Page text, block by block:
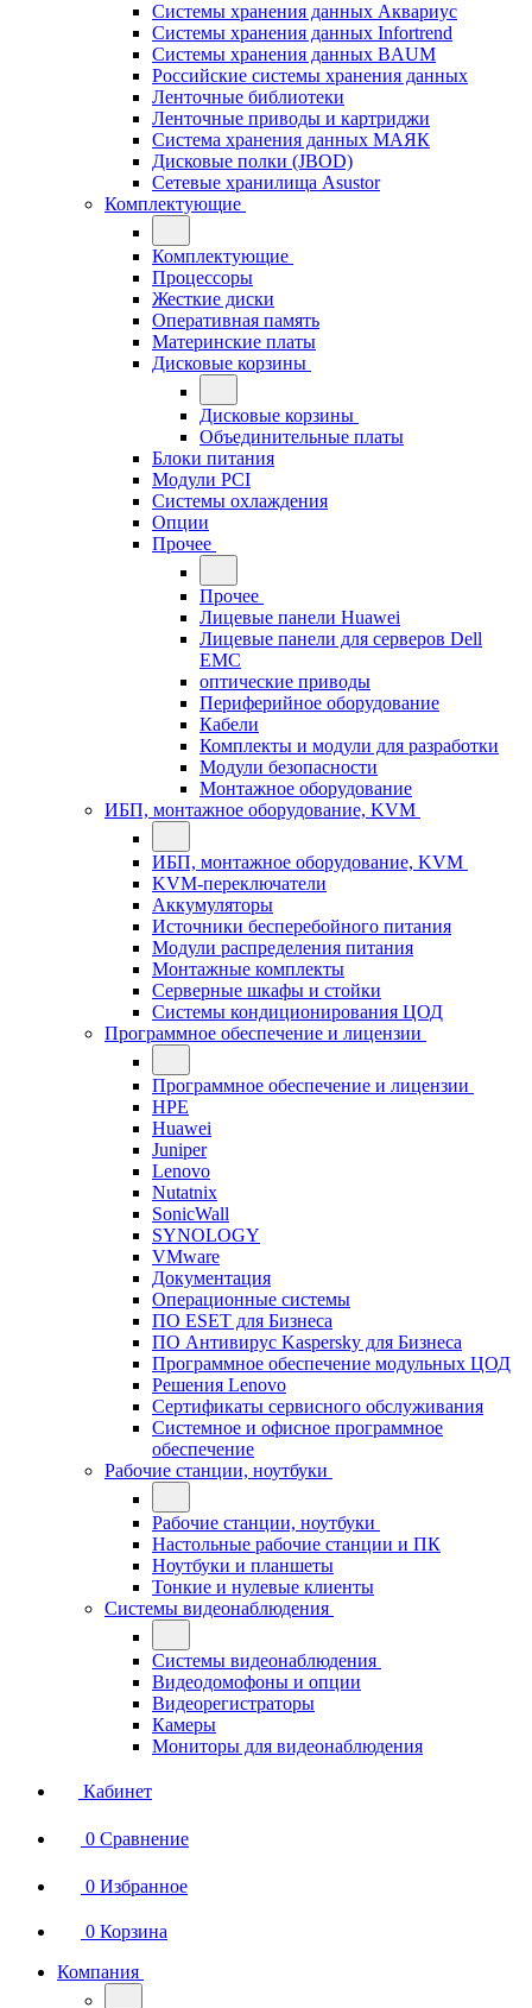
Системы хранения данных Аквариус
Системы хранения данных Infortrend
Системы хранения данных BAUM
Российские системы хранения данных
Ленточные библиотеки
Ленточные приводы и картриджи
Система хранения данных МАЯК
Дисковые полки (JBOD)
Сетевые хранилища Asustor
Комплектующие
Комплектующие
Процессоры
Жесткие диски
Оперативная память
Материнские платы
Дисковые корзины
Дисковые корзины
Объединительные платы
Блоки питания
Модули PCI
Системы охлаждения
Опции
Прочее
Прочее
Лицевые панели Huawei
Лицевые панели для серверов Dell
EMC
оптические приводы
Периферийное оборудование
Кабели
Комплекты и модули для разработки
Модули безопасности
Монтажное оборудование
ИБП, монтажное оборудование, KVM
ИБП, монтажное оборудование, KVM
KVM-переключатели
Аккумуляторы
Источники бесперебойного питания
Модули распределения питания
Монтажные комплекты
Серверные шкафы и стойки
Системы кондиционирования ЦОД
Программное обеспечение и лицензии
Программное обеспечение и лицензии
HPE
Huawei
Juniper
Lenovo
Nutatnix
SonicWall
SYNOLOGY
VMware
Документация
Операционные системы
ПО ESET для Бизнеса
ПО Антивирус Kaspersky для Бизнеса
Программное обеспечение модульных ЦОД
Решения Lenovo
Сертификаты сервисного обслуживания
Системное и офисное программное
обеспечение
Рабочие станции, ноутбуки
Рабочие станции, ноутбуки
Настольные рабочие станции и ПК
Ноутбуки и планшеты
Тонкие и нулевые клиенты
Системы видеонаблюдения
Системы видеонаблюдения
Видеодомофоны и опции
Видеорегистраторы
Камеры
Мониторы для видеонаблюдения
Кабинет
0 Сравнение
0 Избранное
0 Корзина
Компания